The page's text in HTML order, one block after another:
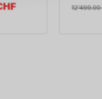
12'499.00